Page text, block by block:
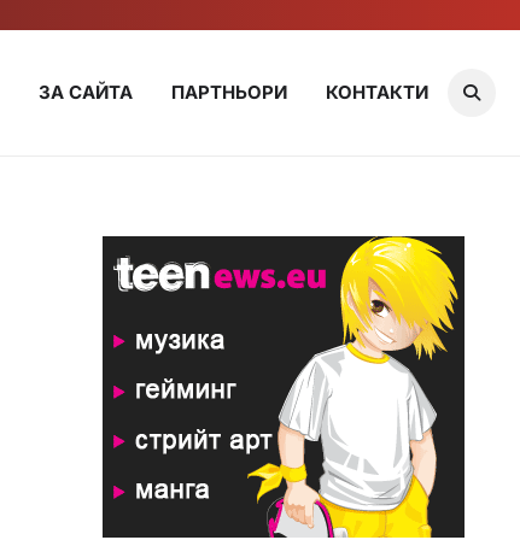
ЗА САЙТА ПАРТНЬОРИ КОНТАКТИ